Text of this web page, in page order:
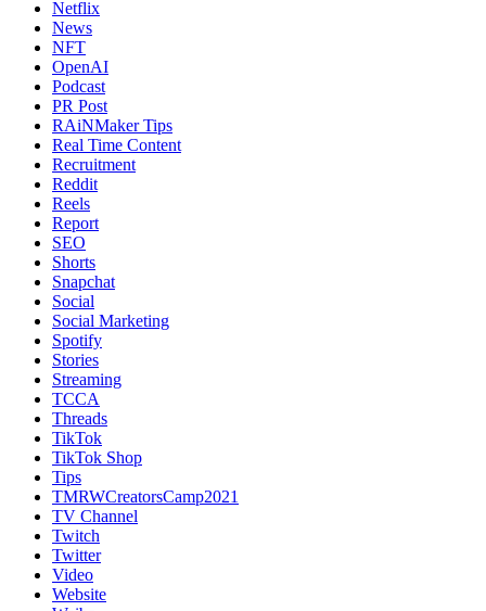
Netflix
News
NFT
OpenAI
Podcast
PR Post
RAiNMaker Tips
Real Time Content
Recruitment
Reddit
Reels
Report
SEO
Shorts
Snapchat
Social
Social Marketing
Spotify
Stories
Streaming
TCCA
Threads
TikTok
TikTok Shop
Tips
TMRWCreatorsCamp2021
TV Channel
Twitch
Twitter
Video
Website